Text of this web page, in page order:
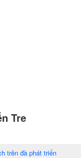
Tre
trên đà phát triển